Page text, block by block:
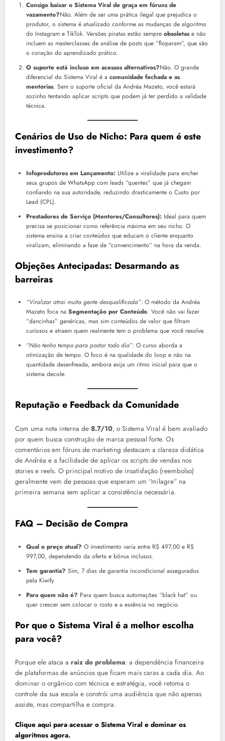
Consigo baixar o Sistema Viral de graça em fóruns de
vazamento?Não. Além de ser uma prática ilegal que prejudica o
produtor, o sistema é atualizado conforme as mudanças de algoritmo
do Instagram e TikTok. Versões piratas estão sempre obsoletase não
incluem as masterclasses de análise de posts que “floparam”, que são
o coração do aprendizado prático.
O suporte está incluso em acessos alternativos?Não. O grande
diferencial do Sistema Viral é a comunidade fechada e as
mentorias. Sem o suporte oficial da Andréa Mazeto, você estará
sozinho tentando aplicar scripts que podem já ter perdido a validade
técnica.
Cenários de Uso de Nicho: Para quem é este
investimento?
Infoprodutores em Lançamento: Utilize a viralidade para encher
seus grupos de WhatsApp com leads “quentes” que já chegam
confiando na sua autoridade, reduzindo drasticamente o Custo por
Lead (CPL).
Prestadores de Serviço (Mentores/Consultores): Ideal para quem
precisa se posicionar como referência máxima em seu nicho. O
sistema ensina a criar conteúdos que educam o cliente enquanto
viralizam, eliminando a fase de “convencimento” na hora da venda.
Objeções Antecipadas: Desarmando as
barreiras
“Viralizar atrai muita gente desqualificada”: O método da Andréa
Mazeto foca na Segmentação por Conteúdo. Você não vai fazer
“dancinhas” genéricas, mas sim conteúdos de valor que filtram
curiosos e atraem quem realmente tem o problema que você resolve.
“Não tenho tempo para postar todo dia”: O curso aborda a
otimização de tempo. O foco é na qualidade do loop e não na
quantidade desenfreada, embora exija um ritmo inicial para que o
sistema decole.
Reputação e Feedback da Comunidade
Com uma nota interna de 8.7/10, o Sistema Viral é bem avaliado
por quem busca construção de marca pessoal forte. Os
comentários em fóruns de marketing destacam a clareza didática
de Andréa e a facilidade de aplicar os scripts de vendas nos
stories e reels. O principal motivo de insatisfação (reembolso)
geralmente vem de pessoas que esperam um “milagre” na
primeira semana sem aplicar a consistência necessária.
FAQ – Decisão de Compra
Qual o preço atual? O investimento varia entre R$ 497,00 e R$
997,00, dependendo da oferta e bônus inclusos.
Tem garantia? Sim, 7 dias de garantia incondicional assegurados
pela Kiwify.
Para quem não é? Para quem busca automações “black hat” ou
quer crescer sem colocar o rosto e a essência no negócio.
Por que o Sistema Viral é a melhor escolha
para você?
Porque ele ataca a raiz do problema: a dependência financeira
de plataformas de anúncios que ficam mais caras a cada dia. Ao
dominar o orgânico com técnica e estratégia, você retoma o
controle da sua escala e constrói uma audiência que não apenas
assiste, mas compartilha e compra.
Clique aqui para acessar o Sistema Viral e dominar os
algoritmos agora.